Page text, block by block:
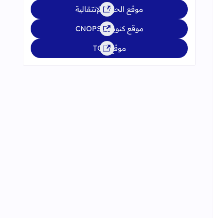
موقع الحركة الإنتقالية
موقع كنوبس CNOPS
موقع TGR